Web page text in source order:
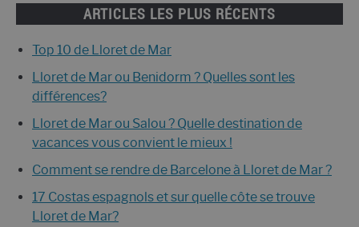
ARTICLES LES PLUS RÉCENTS
Top 10 de Lloret de Mar
Lloret de Mar ou Benidorm ? Quelles sont les
différences?
Lloret de Mar ou Salou ? Quelle destination de
vacances vous convient le mieux !
Comment se rendre de Barcelone à Lloret de Mar ?
17 Costas espagnols et sur quelle côte se trouve
Lloret de Mar?